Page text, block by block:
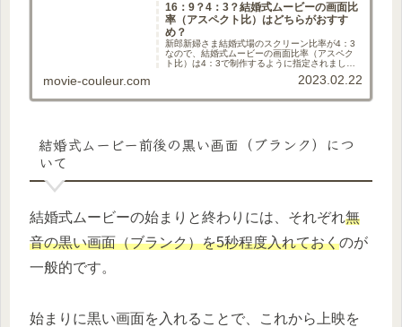
16：9？4：3？結婚式ムービーの画面比
率（アスペクト比）はどちらがおすす
め？
新郎新婦さま結婚式場のスクリーン比率が4：3
なので、結婚式ムービーの画面比率（アスペク
ト比）は4：3で制作するように指定されまし
る16：9で制作したいと思っていたのですが、
movie-couleur.com 2023.02.22
結婚式ムービー前後の黒い画面（ブランク）につ
いて
結婚式ムービーの始まりと終わりには、それぞれ無
音の黒い画面（ブランク）を5秒程度入れておくのが
一般的です。
始まりに黒い画面を入れることで、これから上映を